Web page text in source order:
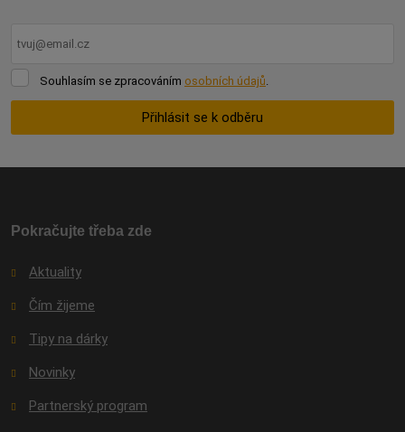
Souhlasím
Souhlasím se zpracováním osobních údajů.
Přihlásit se k odběru
odeslat.
Pokračujte třeba zde
Aktuality
Čím žijeme
Tipy na dárky
Novinky
Partnerský program